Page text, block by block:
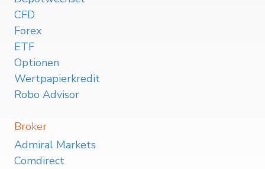
CFD
Forex
ETF
Optionen
Wertpapierkredit
Robo Advisor
Broker
Admiral Markets
Comdirect